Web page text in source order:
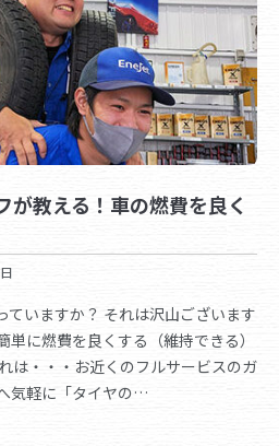
が教える！車の燃費を良く
ていますか？ それは沢山ございます
に燃費を良くする（維持できる）
は・・・お近くのフルサービスのガ
気軽に「タイヤの…